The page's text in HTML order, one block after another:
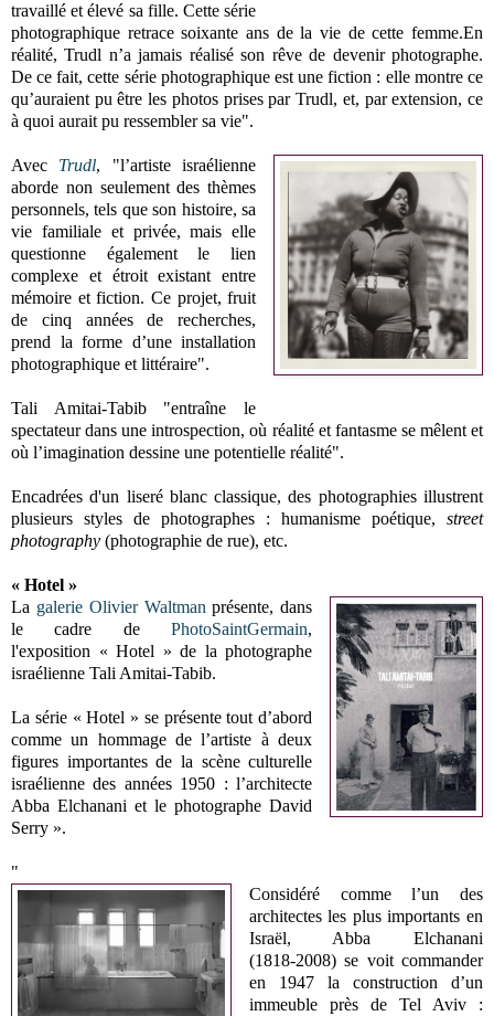
travaillé et élevé sa fille. Cette série
photographique retrace soixante ans de la vie de cette femme.En
réalité, Trudl n’a jamais réalisé son rêve de devenir photographe.
De ce fait, cette série photographique est une fiction : elle montre ce
qu’auraient pu être les photos prises par Trudl, et, par extension, ce
à quoi aurait pu ressembler sa vie".
Avec Trudl, "l’artiste israélienne
aborde non seulement des thèmes
personnels, tels que son histoire, sa
vie familiale et privée, mais elle
questionne également le lien
complexe et étroit existant entre
mémoire et fiction. Ce projet, fruit
de cinq années de recherches,
prend la forme d’une installation
photographique et littéraire".
Tali Amitai-Tabib "entraîne le
spectateur dans une introspection, où réalité et fantasme se mêlent et
où l’imagination dessine une potentielle réalité".
Encadrées d'un liseré blanc classique, des photographies illustrent
plusieurs styles de photographes : humanisme poétique, street
photography (photographie de rue), etc.
« Hotel »
La galerie Olivier Waltman présente, dans
le cadre dePhotoSaintGermain,
l'exposition « Hotel » de la photographe
israélienne Tali Amitai-Tabib.
La série « Hotel » se présente tout d’abord
comme un hommage de l’artiste à deux
figures importantes de la scène culturelle
israélienne des années 1950 : l’architecte
Abba Elchanani et le photographe David
Serry ».
"
Considéré comme l’un des
architectes les plus importants en
Israël, Abba Elchanani
(1818‑2008) se voit commander
en 1947 la construction d’un
immeuble près de Tel Aviv :